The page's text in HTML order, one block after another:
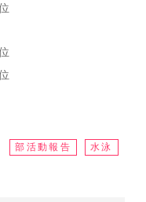
部活動報告 水泳